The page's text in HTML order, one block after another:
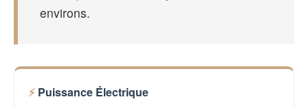
environs.
Puissance Électrique